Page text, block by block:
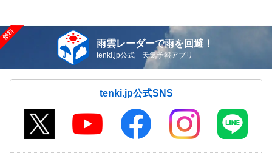
雨雲レーダーで雨を回避！
tenki.jp公式 天気予報アプリ
tenki.jp公式SNS